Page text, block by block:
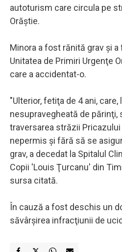
autoturism care circula pe
Orăştie.
Minora a fost rănită grav şi
Unitatea de Primiri Urgenţe
care a accidentat-o.
"Ulterior, fetiţa de 4 ani, care,
nesupravegheată de părinţi,
traversarea străzii
nepermis şi fără să se
grav, a decedat la Spitalul
Copii 'Louis Ţurcanu' din
sursa citată.
În cauză a fost deschis un
săvârşirea infracţiunii de